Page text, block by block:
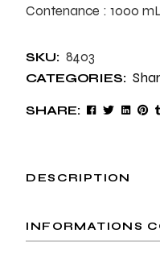
Contenance : 1000
SKU: 8403
CATEGORIES:
SHARE:
DESCRIPTION
INFORMATIONS